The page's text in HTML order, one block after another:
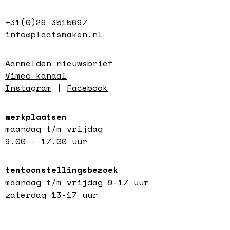
+31(0)26 3515697
info@plaatsmaken.nl
Aanmelden nieuwsbrief
Vimeo kanaal
Instagram | Facebook
werkplaatsen
maandag t/m vrijdag
9.00 - 17.00 uur
tentoonstellingsbezoek
maandag t/m vrijdag 9-17 uur
zaterdag 13-17 uur